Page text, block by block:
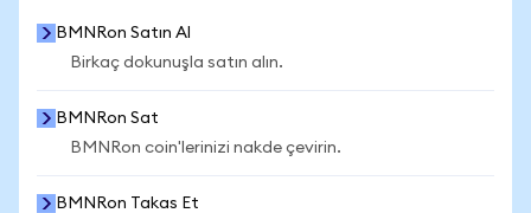
BMNRon Satın Al
Birkaç dokunuşla satın alın.
BMNRon Sat
BMNRon coin'lerinizi nakde çevirin.
BMNRon Takas Et